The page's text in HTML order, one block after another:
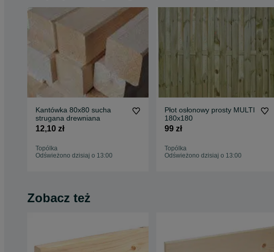
Kantówka 80x80 sucha
strugana drewniana
12,10 zł
Topólka
Odświeżono dzisiaj o 13:00
Płot osłonowy prosty MULTI
180x180
99 zł
Topólka
Odświeżono dzisiaj o 13:00
Zobacz też